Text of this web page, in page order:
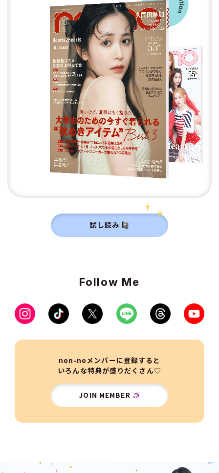
試し読み
Follow Me
non-noメンバーに登録すると
いろんな特典が盛りだくさん♡
JOIN MEMBER